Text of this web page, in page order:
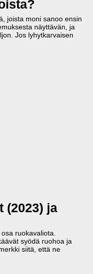
joista moni sanoo ensin
näyttävän, ja
Jos lyhytkarvaisen
(2023) ja
ruokavaliota.
syödä ruohoa ja
siitä, että ne